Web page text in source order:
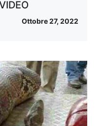
Ottobre 27, 2022